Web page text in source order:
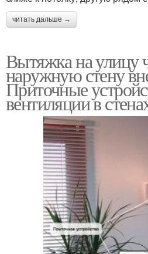
читать дальше →
Вытяжка на улицу
наружную стену
Приточные
вентиляции в